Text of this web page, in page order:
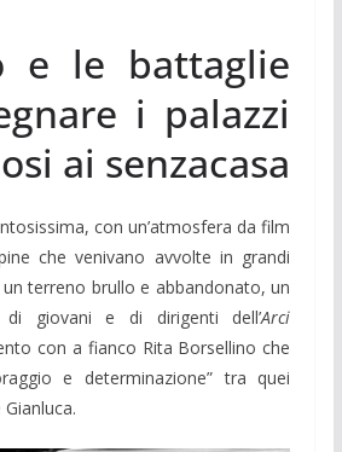
e le battaglie
i palazzi
ai senzacasa
con un’atmosfera da film
che venivano avvolte in grandi
terreno brullo e abbandonato, un
di giovani e di dirigenti dell’Arci
con a fianco Rita Borsellino che
e determinazione” tra quei
Gianluca.